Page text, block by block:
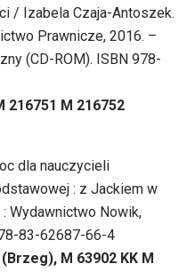
/ Izabela Czaja-Antoszek.
Prawnicze, 2016. –
(CD-ROM). ISBN 978-
216751 M 216752
dla nauczycieli
: z Jackiem w
Wydawnictwo Nowik,
83-62687-66-4
M 63902 KK M